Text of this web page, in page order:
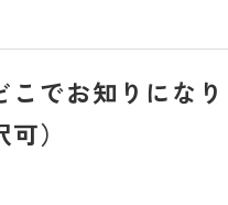
こでお知りにな
）